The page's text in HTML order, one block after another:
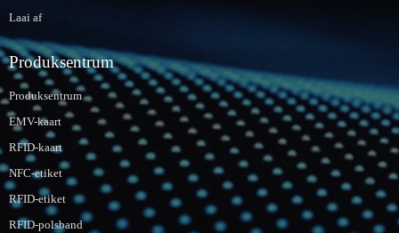
Laai af
Produksentrum
Produksentrum
EMV-kaart
RFID-kaart
NFC-etiket
RFID-etiket
RFID-polsband